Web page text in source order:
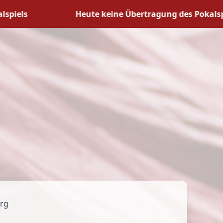
Heute keine Übertragung des Pokalspiels